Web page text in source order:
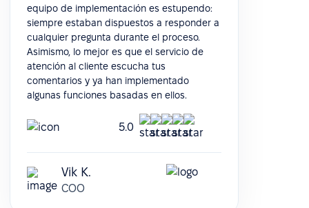
equipo de implementación es estupendo:
siempre estaban dispuestos a responder a
cualquier pregunta durante el proceso.
Asimismo, lo mejor es que el servicio de
atención al cliente escucha tus
comentarios y ya han implementado
algunas funciones basadas en ellos.
5.0
Vik K.
COO